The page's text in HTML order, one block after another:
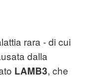
rara - di cui
dalla
LAMB3, che